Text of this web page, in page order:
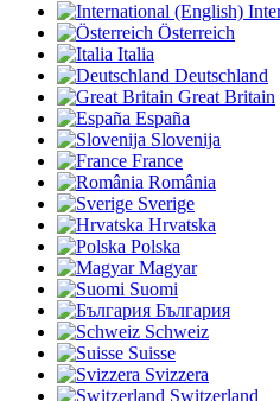
Österreich
Italia
Deutschland
Great Britain
España
Slovenija
France
România
Sverige
Hrvatska
Polska
Magyar
Suomi
България
Schweiz
Suisse
Svizzera
Switzerland